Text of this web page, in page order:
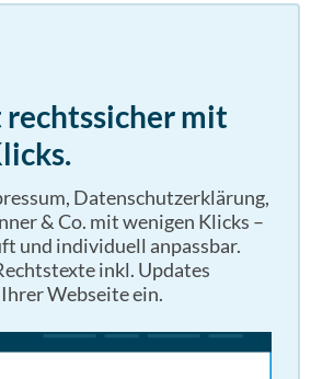
mit
Datenschutzerklärung,
& Co. mit wenigen Klicks –
und individuell anpassbar.
inkl. Updates
Webseite ein.